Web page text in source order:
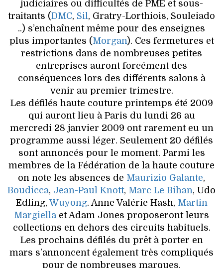
judiciaires ou difficultés de PME et sous-
traitants (DMC, Sil, Gratry-Lorthiois, Souleiado
..) s’enchaînent même pour des enseignes
plus importantes (Morgan). Ces fermetures et
restrictions dans de nombreuses petites
entreprises auront forcément des
conséquences lors des différents salons à
venir au premier trimestre.
Les défilés haute couture printemps été 2009
qui auront lieu à Paris du lundi 26 au
mercredi 28 janvier 2009 ont rarement eu un
programme aussi léger. Seulement 20 défilés
sont annoncés pour le moment. Parmi les
membres de la Fédération de la haute couture
on note les absences de Maurizio Galante,
Boudicca, Jean-Paul Knott, Marc Le Bihan, Udo
Edling, Wuyong. Anne Valérie Hash, Martin
Margiellaet Adam Jones proposeront leurs
collections en dehors des circuits habituels.
Les prochains défilés du prêt à porter en
mars s’annoncent également très compliqués
pour de nombreuses marques.